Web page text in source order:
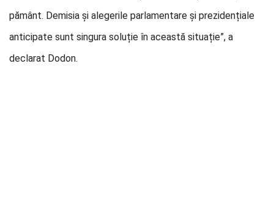
pământ. Demisia și alegerile parlamentare și prezidențiale
anticipate sunt singura soluție în această situație”, a
declarat Dodon.